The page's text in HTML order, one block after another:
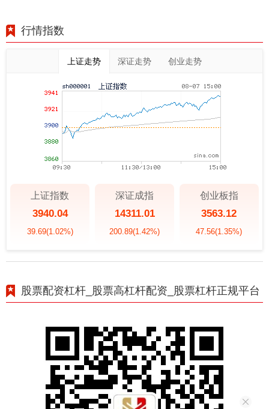
行情指数
上证走势 深证走势 创业走势
上证指数
3940.04
39.69(1.02%)
深证成指
14311.01
200.89(1.42%)
创业板指
3563.12
47.56(1.35%)
股票配资杠杆_股票高杠杆配资_股票杠杆正规平台